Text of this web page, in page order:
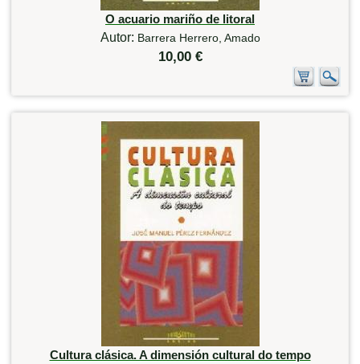
O acuario mariño de litoral
Autor: Barrera Herrero, Amado
10,00 €
Cultura clásica. A dimensión cultural do tempo